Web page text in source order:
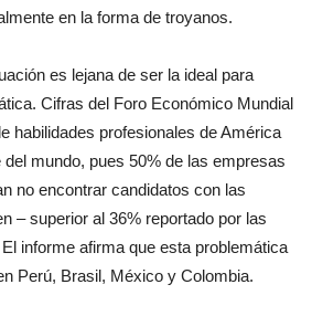
en la forma de troyanos.
es lejana de ser la ideal para
Cifras del Foro Económico Mundial
habilidades profesionales de América
mundo, pues 50% de las empresas
no encontrar candidatos con las
– superior al 36% reportado por las
informe afirma que esta problemática
Perú, Brasil, México y Colombia.